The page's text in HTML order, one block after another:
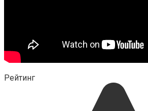
Рейтинг